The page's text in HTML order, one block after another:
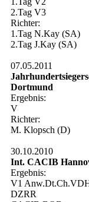
2.Tag V3
Richter:
1.Tag N.Kay (SA)
2.Tag J.Kay (SA)
07.05.2011
Dortmund
Ergebnis:
V
Richter:
M. Klopsch (D)
30.10.2010
Int. CACIB
Ergebnis:
V1
DZRR